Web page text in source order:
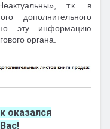
т.к. в
дополнительного
эту информацию
органа.
оказался